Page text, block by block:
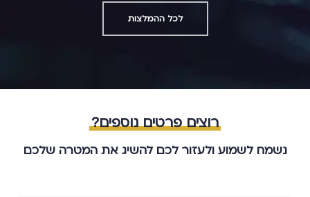
לכל ההמלצות
רוצים פרטים נוספים?
נשמח לשמוע ולעזור לכם להשיג את המטרה שלכם